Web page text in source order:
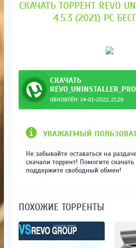
СКАЧАТЬ ТОРРЕНТ REVO
4.5.3 (2021) РС
СКАЧАТЬ
ОБНОВЛЁН: 14-01-2022, 21:28
УВАЖАЕМЫЙ
Не забывайте оставаться на
скачали торрент! Помогите
поддержите свободный обмен!
ПОХОЖИЕ ТОРРЕНТЫ